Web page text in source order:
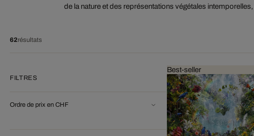
de la nature et des représentations végétales
62résultats
FILTRES
Ordre de prix en CHF
Best-seller